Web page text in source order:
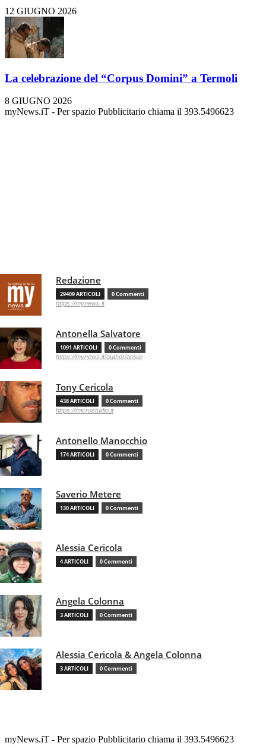
12 GIUGNO 2026
La celebrazione del “Corpus Domini” a Termoli
8 GIUGNO 2026
myNews.iT - Per spazio Pubblicitario chiama il 393.5496623
Redazione
29409 ARTICOLI 0 Commenti
https://mynews.it
Antonella Salvatore
1091 ARTICOLI 0 Commenti
https://mynews.it/author/ansa/
Tony Cericola
438 ARTICOLI 0 Commenti
https://microstudio.it
Antonello Manocchio
174 ARTICOLI 0 Commenti
Saverio Metere
130 ARTICOLI 0 Commenti
Alessia Cericola
4 ARTICOLI 0 Commenti
Angela Colonna
3 ARTICOLI 0 Commenti
Alessia Cericola & Angela Colonna
3 ARTICOLI 0 Commenti
myNews.iT - Per spazio Pubblicitario chiama il 393.5496623